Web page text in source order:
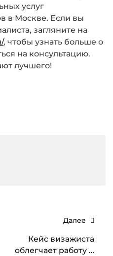
услуг
в Москве. Если вы
загляните на
, чтобы узнать больше о
на консультацию.
лучшего!
Далее
Кейс визажиста
облегчает работу и